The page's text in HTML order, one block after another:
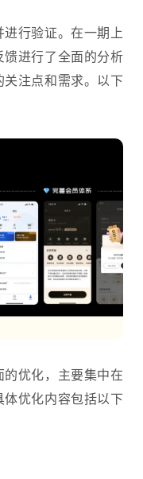
行验证。在一期上
进行了全面的分析
注点和需求。以下
优化，主要集中在
优化内容包括以下